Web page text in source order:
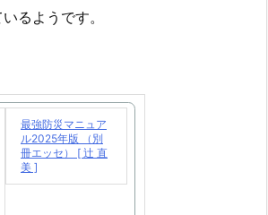
るようです。
最強防災マニュア
ル2025年版 （別
冊エッセ） [ 辻 直
美 ]